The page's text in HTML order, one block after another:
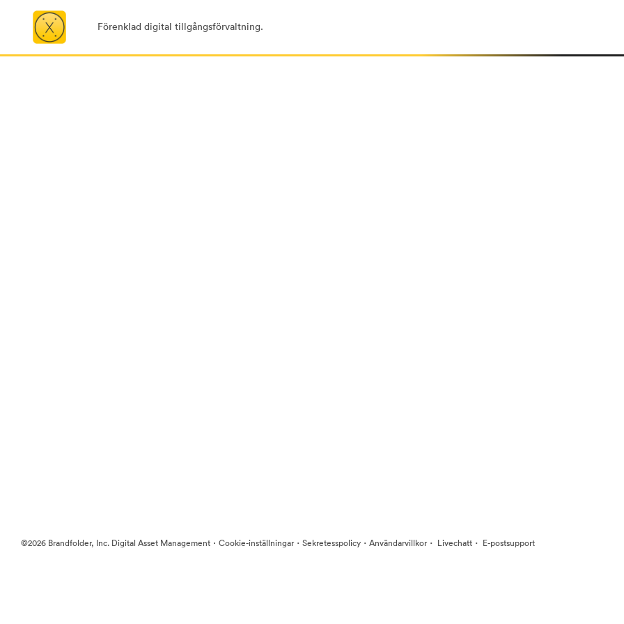
Förenklad digital tillgångsförvaltning.
©2026 Brandfolder, Inc. Digital Asset Management · Cookie-inställningar· Sekretesspolicy · Användarvillkor· Livechatt · E-postsupport